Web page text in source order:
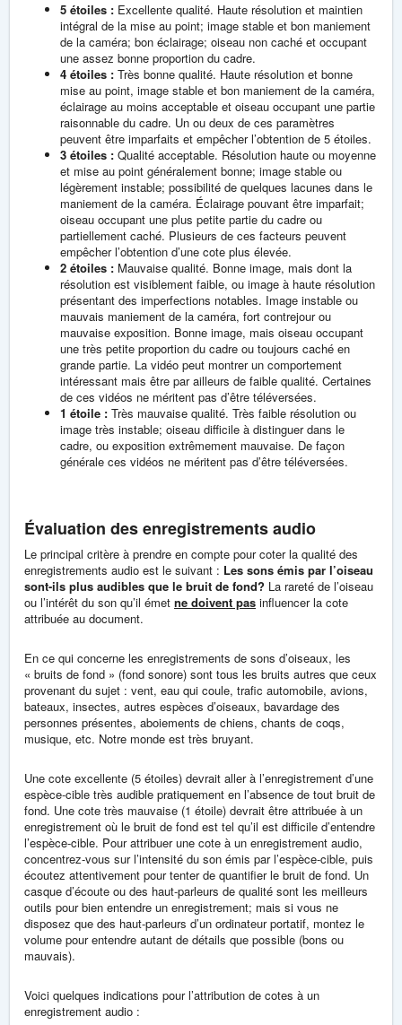
5 étoiles : Excellente qualité. Haute résolution et maintien
intégral de la mise au point; image stable et bon maniement
de la caméra; bon éclairage; oiseau non caché et occupant
une assez bonne proportion du cadre.
4 étoiles : Très bonne qualité. Haute résolution et bonne
mise au point, image stable et bon maniement de la caméra,
éclairage au moins acceptable et oiseau occupant une partie
raisonnable du cadre. Un ou deux de ces paramètres
peuvent être imparfaits et empêcher l’obtention de 5 étoiles.
3 étoiles : Qualité acceptable. Résolution haute ou moyenne
et mise au point généralement bonne; image stable ou
légèrement instable; possibilité de quelques lacunes dans le
maniement de la caméra. Éclairage pouvant être imparfait;
oiseau occupant une plus petite partie du cadre ou
partiellement caché. Plusieurs de ces facteurs peuvent
empêcher l’obtention d’une cote plus élevée.
2 étoiles : Mauvaise qualité. Bonne image, mais dont la
résolution est visiblement faible, ou image à haute résolution
présentant des imperfections notables. Image instable ou
mauvais maniement de la caméra, fort contrejour ou
mauvaise exposition. Bonne image, mais oiseau occupant
une très petite proportion du cadre ou toujours caché en
grande partie. La vidéo peut montrer un comportement
intéressant mais être par ailleurs de faible qualité. Certaines
de ces vidéos ne méritent pas d’être téléversées.
1 étoile : Très mauvaise qualité. Très faible résolution ou
image très instable; oiseau difficile à distinguer dans le
cadre, ou exposition extrêmement mauvaise. De façon
générale ces vidéos ne méritent pas d’être téléversées.
Évaluation des enregistrements audio
Le principal critère à prendre en compte pour coter la qualité des
enregistrements audio est le suivant : Les sons émis par l’oiseau
sont-ils plus audibles que le bruit de fond? La rareté de l’oiseau
ou l’intérêt du son qu’il émet ne doivent pas influencer la cote
attribuée au document.
En ce qui concerne les enregistrements de sons d’oiseaux, les
« bruits de fond » (fond sonore) sont tous les bruits autres que ceux
provenant du sujet : vent, eau qui coule, trafic automobile, avions,
bateaux, insectes, autres espèces d’oiseaux, bavardage des
personnes présentes, aboiements de chiens, chants de coqs,
musique, etc. Notre monde est très bruyant.
Une cote excellente (5 étoiles) devrait aller à l’enregistrement d’une
espèce-cible très audible pratiquement en l’absence de tout bruit de
fond. Une cote très mauvaise (1 étoile) devrait être attribuée à un
enregistrement où le bruit de fond est tel qu’il est difficile d’entendre
l’espèce-cible. Pour attribuer une cote à un enregistrement audio,
concentrez-vous sur l’intensité du son émis par l’espèce-cible, puis
écoutez attentivement pour tenter de quantifier le bruit de fond. Un
casque d’écoute ou des haut-parleurs de qualité sont les meilleurs
outils pour bien entendre un enregistrement; mais si vous ne
disposez que des haut-parleurs d’un ordinateur portatif, montez le
volume pour entendre autant de détails que possible (bons ou
mauvais).
Voici quelques indications pour l’attribution de cotes à un
enregistrement audio :